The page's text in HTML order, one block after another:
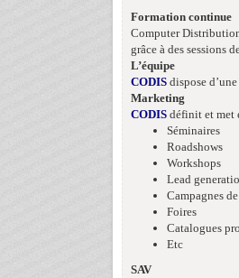
Formation continue
Computer
grâce à des sessions
L’équipe
CODIS dispose
Marketing
CODIS définit et met
Séminaires
Roadshows
Workshops
Lead
Campagnes
Foires
Catalogues
Etc
SAV